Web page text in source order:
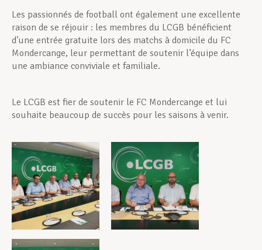
Les passionnés de football ont également une excellente
raison de se réjouir : les membres du LCGB bénéficient
d’une entrée gratuite lors des matchs à domicile du FC
Mondercange, leur permettant de soutenir l’équipe dans
une ambiance conviviale et familiale.
Le LCGB est fier de soutenir le FC Mondercange et lui
souhaite beaucoup de succès pour les saisons à venir.